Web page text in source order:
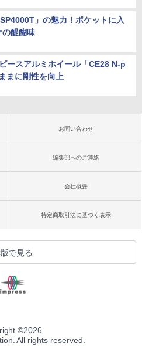
」の魅力！ポケットに入
の醍醐味
ースアルミホイール「CE28 N-p
まに剛性を向上
お問い合わせ
編集部へのご連絡
会社概要
特定商取引法に基づく表示
で見る
©2026
All rights reserved.